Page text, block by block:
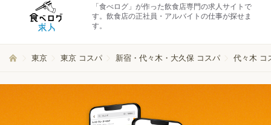
「食べログ」が作った飲食店専門の求人サイトで
す。飲食店の正社員・アルバイトの仕事が探せま
す。
東京 東京 コスパ 新宿・代々木・大久保 コスパ 代々木 コ